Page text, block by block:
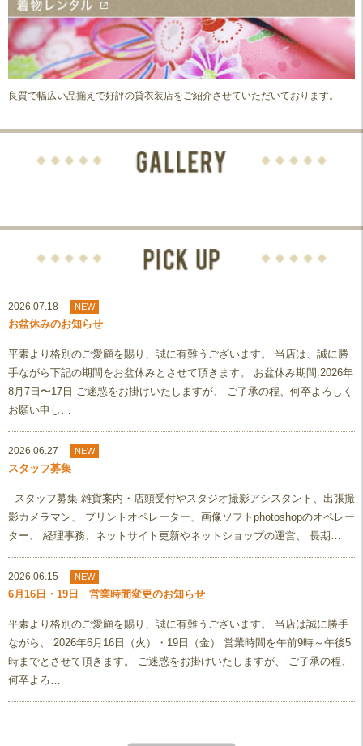
良質で幅広い品揃えで好評の貸衣装店をご紹介させていただいております。
2026.07.18 NEW
お盆休みのお知らせ
平素より格別のご愛顧を賜り、誠に有難うございます。 当店は、誠に勝
手ながら下記の期間をお盆休みとさせて頂きます。 お盆休み期間:2026年
8月7日〜17日 ご迷惑をお掛けいたしますが、 ご了承の程、何卒よろしく
お願い申し…
2026.06.27 NEW
スタッフ募集
スタッフ募集 雑貨案内・店頭受付やスタジオ撮影アシスタント、出張撮
影カメラマン、 プリントオペレーター、画像ソフトphotoshopのオペレー
ター、 経理事務、ネットサイト更新やネットショップの運営、 長期…
2026.06.15 NEW
6月16日・19日 営業時間変更のお知らせ
平素より格別のご愛顧を賜り、誠に有難うございます。 当店は誠に勝手
ながら、 2026年6月16日（火）・19日（金） 営業時間を午前9時～午後5
時までとさせて頂きます。 ご迷惑をお掛けいたしますが、 ご了承の程、
何卒よろ…